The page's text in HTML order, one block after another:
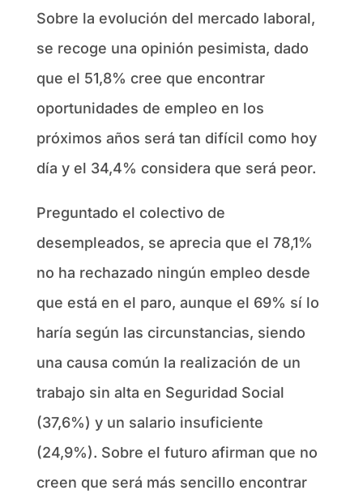
Sobre la evolución del mercado laboral,
se recoge una opinión pesimista, dado
que el 51,8% cree que encontrar
oportunidades de empleo en los
próximos años será tan difícil como hoy
día y el 34,4% considera que será peor.
Preguntado el colectivo de
desempleados, se aprecia que el 78,1%
no ha rechazado ningún empleo desde
que está en el paro, aunque el 69% sí lo
haría según las circunstancias, siendo
una causa común la realización de un
trabajo sin alta en Seguridad Social
(37,6%) y un salario insuficiente
(24,9%). Sobre el futuro afirman que no
creen que será más sencillo encontrar